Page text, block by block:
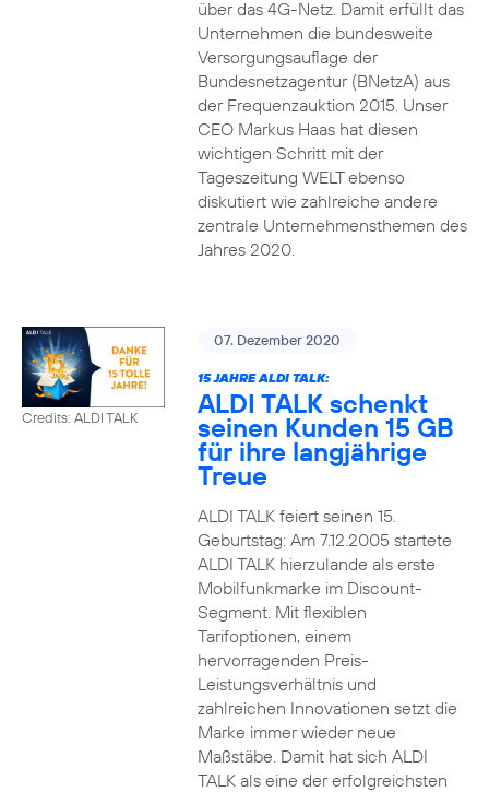
über das 4G-Netz. Damit erfüllt das
Unternehmen die bundesweite
Versorgungsauflage der
Bundesnetzagentur (BNetzA) aus
der Frequenzauktion 2015. Unser
CEO Markus Haas hat diesen
wichtigen Schritt mit der
Tageszeitung WELT ebenso
diskutiert wie zahlreiche andere
zentrale Unternehmensthemen des
Jahres 2020.
Credits: ALDI TALK
07. Dezember 2020
15 JAHRE ALDI TALK:
ALDI TALK schenkt
seinen Kunden 15 GB
für ihre langjährige
Treue
ALDI TALK feiert seinen 15.
Geburtstag: Am 7.12.2005 startete
ALDI TALK hierzulande als erste
Mobilfunkmarke im Discount-
Segment. Mit flexiblen
Tarifoptionen, einem
hervorragenden Preis-
Leistungsverhältnis und
zahlreichen Innovationen setzt die
Marke immer wieder neue
Maßstäbe. Damit hat sich ALDI
TALK als eine der erfolgreichsten